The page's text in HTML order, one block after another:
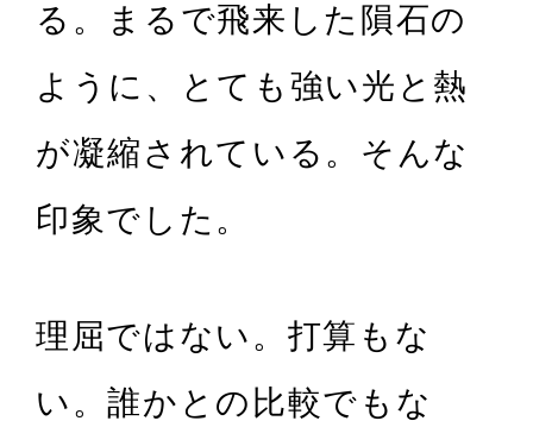
る。まるで飛来した隕石の
ように、とても強い光と熱
が凝縮されている。そんな
印象でした。
理屈ではない。打算もな
い。誰かとの比較でもな